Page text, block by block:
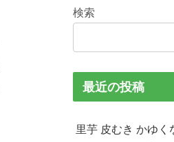
検索
最近の投稿
里芋 皮むき かゆく